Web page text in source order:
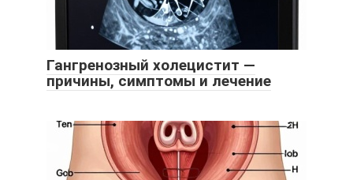
Гангренозный холецистит —
причины, симптомы и лечение